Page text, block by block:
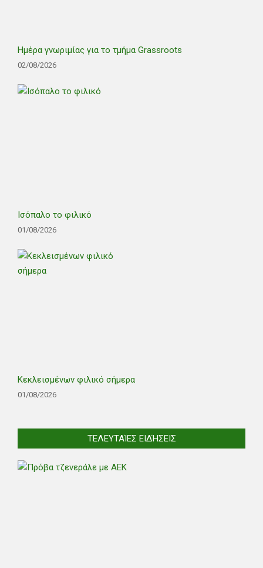
Ημέρα γνωριμίας για το τμήμα Grassroots
02/08/2026
Ισόπαλο το φιλικό
01/08/2026
Κεκλεισμένων φιλικό σήμερα
01/08/2026
ΤΕΛΕΥΤΑΊΕΣ ΕΙΔΉΣΕΙΣ